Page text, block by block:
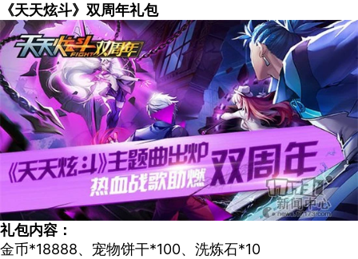
《天天炫斗》双周年礼包
礼包内容：
金币*18888、宠物饼干*100、洗炼石*10